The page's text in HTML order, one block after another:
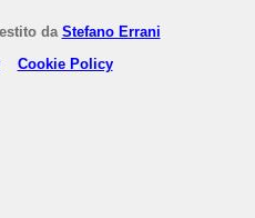
da Stefano Errani
Cookie Policy